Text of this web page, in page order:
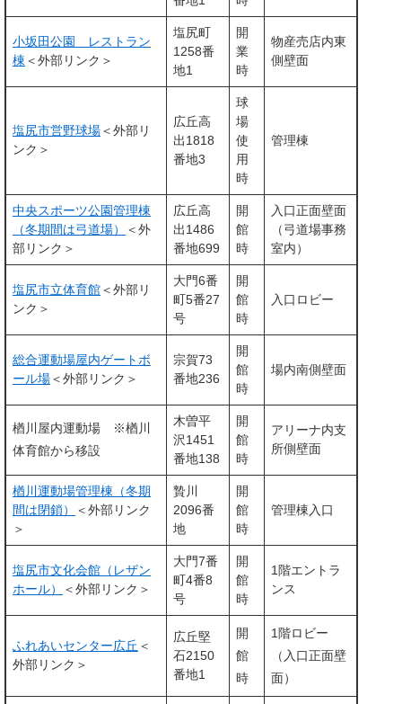
小坂田公園 レストラン
棟＜外部リンク＞
塩尻町
1258番
地1
開
業
時
物産売店内東
側壁面
塩尻市営野球場＜外部リ
ンク＞
広丘高
出1818
番地3
球
場
使
用
時
管理棟
中央スポーツ公園管理棟
（冬期間は弓道場）
＜外
部リンク＞
広丘高
出1486
番地699
開
館
時
入口正面壁面
（弓道場事務
室内）
塩尻市立体育館＜外部リ
ンク＞
大門6番
町5番27
号
開
館
時
入口ロビー
総合運動場屋内ゲートボ
ール場＜外部リンク＞
宗賀73
番地236
開
館
時
場内南側壁面
楢川屋内運動場 ※楢川
体育館から移設
木曽平
沢1451
番地138
開
館
時
アリーナ内支
所側壁面
楢川運動場管理棟（冬期
間は閉鎖）
＜外部リンク
＞
贄川
2096番
地
開
館
時
管理棟入口
塩尻市文化会館（レザン
ホール）
＜外部リンク＞
大門7番
町4番8
号
開
館
時
1階エントラ
ンス
ふれあいセンター広丘 ＜
外部リンク＞
広丘堅
石2150
番地1
開
館
時
1階ロビー
（入口正面壁
面）